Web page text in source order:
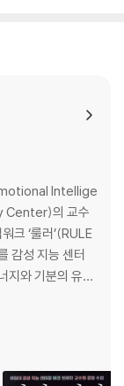
왜 중요한지 이야
애거나 억누르는 대
계 등)에서 겪는 문
만 돌이켜보면 많은
게 반응했는가였
에 압도되어 아무 말
며 더 나은 결과를
에 감정을 의식적이
조절은 타고난 소수
을 배우고 감성 지
요소 | 감성 지능은
람이 뛰어난 성과를
| 과연 표정만으로
Intellige
Center)의 교수
크 ‘룰러’(RULE
감성 지능 센터
지와 기분의 유쾌
컬러 영역으로
. 현재 ‘룰러’ 프